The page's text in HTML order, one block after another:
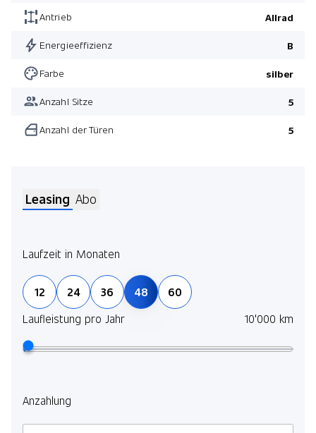
Antrieb Allrad
Energieeffizienz B
Farbe silber
Anzahl Sitze 5
Anzahl der Türen 5
Leasing Abo
Laufzeit in Monaten
12 24 36 48
60
Laufleistung pro Jahr
10'000 km
Anzahlung